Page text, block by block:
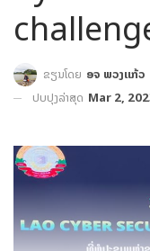
ຂຽນໂດຍ ອຈ ພວງແກ້ວ
ປັບປຸງລ່າສຸດ Mar 2,